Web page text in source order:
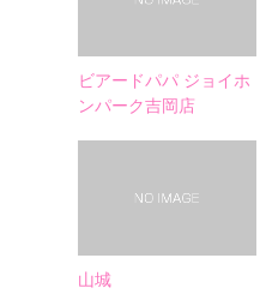
ビアードパパ ジョイホ
ンパーク吉岡店
山城